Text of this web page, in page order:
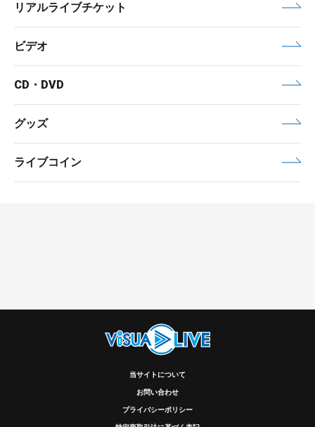
リアルライブチケット
ビデオ
CD・DVD
グッズ
ライブコイン
当サイトについて
お問い合わせ
プライバシーポリシー